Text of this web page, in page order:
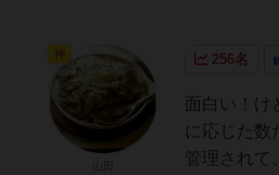
256名
面白い！け
に応じた数
管理されて